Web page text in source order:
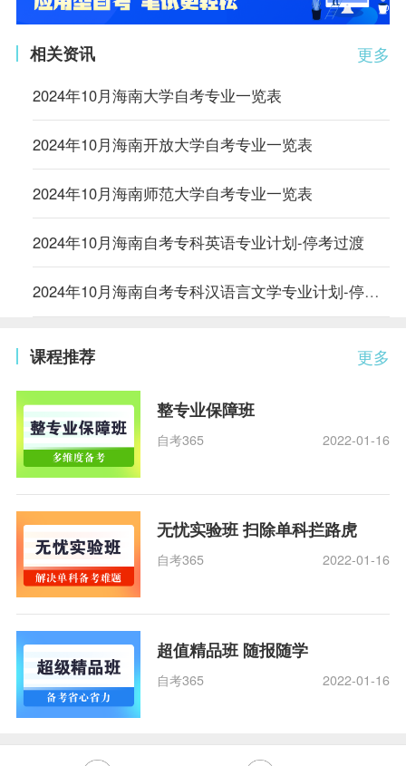
更多
相关资讯
2024年10月海南大学自考专业一览表
2024年10月海南开放大学自考专业一览表
2024年10月海南师范大学自考专业一览表
2024年10月海南自考专科英语专业计划-停考过渡
2024年10月海南自考专科汉语言文学专业计划-停考过渡
更多
课程推荐
整专业保障班
自考365 2022-01-16
无忧实验班 扫除单科拦路虎
自考365 2022-01-16
超值精品班 随报随学
自考365 2022-01-16